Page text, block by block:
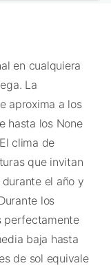
en cualquiera
La
aproxima a los
hasta los None
clima de
que invitan
el año y
los
perfectamente
baja hasta
de sol equivale